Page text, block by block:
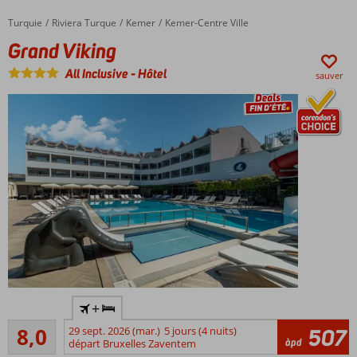
Piscine
toboggans
Accueil
Turquie Riviera Turque Kemer Kemer-Centre Ville
Grand Viking
Grand Viking
All Inclusive-Hôtel sauver
petite
échelle
8,0Très bon
200
commentaires
+
29 sept. 2026 (mar.) 5 jours (4 nuits)
départ Bruxelles Zaventem
àpd 507